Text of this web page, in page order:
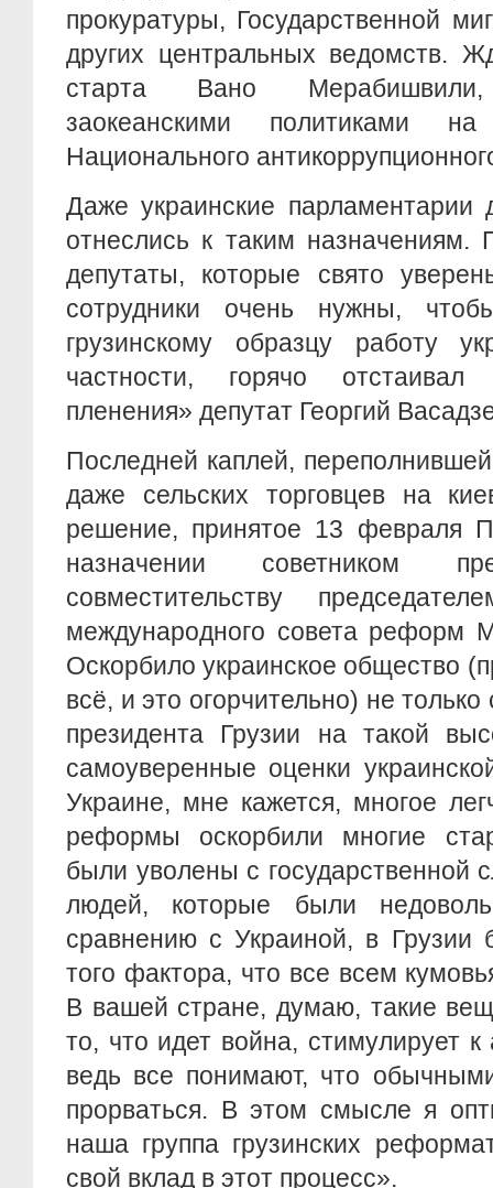
прокуратуры, Государственной
других центральных ведомств.
старта Вано Мерабишвили,
заокеанскими политиками
Национального
Даже украинские парламентарии
отнеслись к таким назначениям.
депутаты, которые свято
сотрудники очень нужны,
грузинскому образцу работу
частности, горячо отстаивал
пленения» депутат Георгий
Последней каплей,
даже сельских торговцев на
решение, принятое 13 февраля
назначении советником
совместительству
международного совета реформ
Оскорбило украинское общество
всё, и это огорчительно) не
президента Грузии на такой
самоуверенные оценки
Украине, мне кажется, многое
реформы оскорбили многие
были уволены с государственной
людей, которые были
сравнению с Украиной, в
того фактора, что все всем
В вашей стране, думаю, такие
то, что идет война, стимулирует
ведь все понимают, что
прорваться. В этом смысле я
наша группа грузинских
свой вклад в этот процесс».